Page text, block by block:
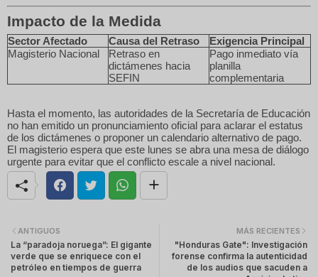
Impacto de la Medida
Sector Afectado Causa del Retraso
Exigencia Principal
Magisterio Nacional
Retraso en
dictámenes hacia
SEFIN
Pago inmediato vía
planilla
complementaria
Hasta el momento, las autoridades de la Secretaría de Educación
no han emitido un pronunciamiento oficial para aclarar el estatus
de los dictámenes o proponer un calendario alternativo de pago.
El magisterio espera que este lunes se abra una mesa de diálogo
urgente para evitar que el conflicto escale a nivel nacional.
MÁS RECIENTES
"Honduras Gate": Investigación
forense confirma la autenticidad
de los audios que sacuden a
ANTIGUOS
La “paradoja noruega”: El gigante
verde que se enriquece con el
petróleo en tiempos de guerra